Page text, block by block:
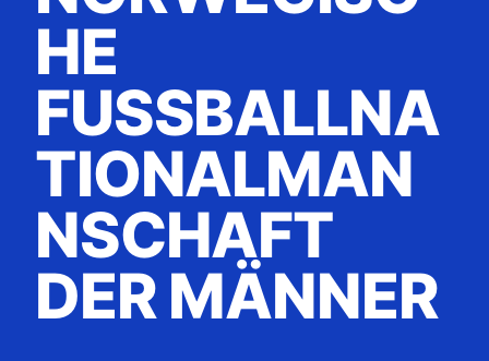
HE
FUSSBALLNAT
IONALMANN
SCHAFT D
ER MÄNNER